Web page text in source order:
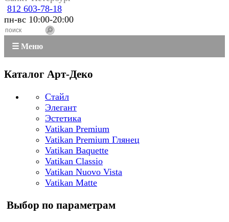
812 603-78-18
пн-вс 10:00-20:00
☰ Меню
Каталог Арт-Деко
Стайл
Элегант
Эстетика
Vatikan Premium
Vatikan Premium Глянец
Vatikan Baquette
Vatikan Classio
Vatikan Nuovo Vista
Vatikan Matte
Выбор по параметрам